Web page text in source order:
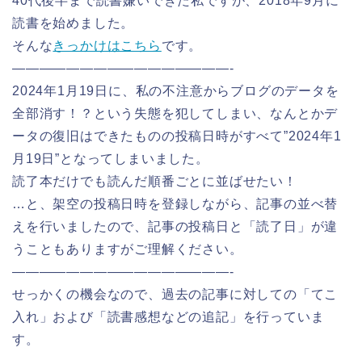
読書を始めました。
そんなきっかけはこちら です。
————————————————-
2024年1月19日に、私の不注意からブログのデータを
全部消す！？という失態を犯してしまい、なんとかデ
ータの復旧はできたものの投稿日時がすべて”2024年1
月19日”となってしまいました。
読了本だけでも読んだ順番ごとに並ばせたい！
…と、架空の投稿日時を登録しながら、記事の並べ替
えを行いましたので、記事の投稿日と「読了日」が違
うこともありますがご理解ください。
————————————————-
せっかくの機会なので、過去の記事に対しての「てこ
入れ」および「読書感想などの追記」を行っていま
す。